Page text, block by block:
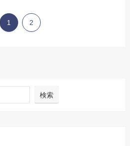
1 2
検索